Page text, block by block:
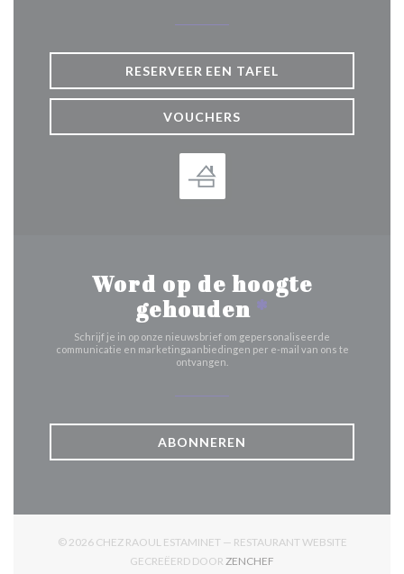
RESERVEER EEN TAFEL
VOUCHERS
Word op de hoogte
gehouden *
Schrijf je in op onze nieuwsbrief om gepersonaliseerde
communicatie en marketingaanbiedingen per e-mail van ons te
ontvangen.
ABONNEREN
© 2026 CHEZ RAOUL ESTAMINET — RESTAURANT WEBSITE
GECREËERD DOOR ZENCHEF